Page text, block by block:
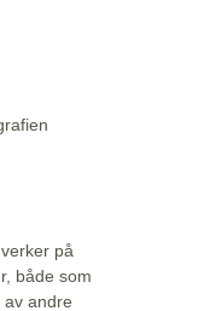
på
både som
andre